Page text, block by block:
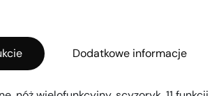
Dodatkowe informacje